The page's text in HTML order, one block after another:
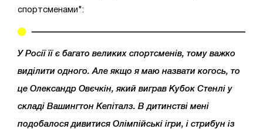
спортсменами":
У Росії її є багато великих спортсменів, тому важко
виділити одного. Але якщо я маю назвати когось, то
це Олександр Овєчкін, який виграв Кубок Стенлі у
складі Вашингтон Кепіталз. В дитинстві мені
подобалося дивитися Олімпійські ігри, і стрибун із